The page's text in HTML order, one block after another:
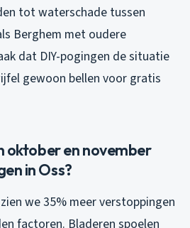
tot waterschade tussen
Berghem met oudere
dat DIY-pogingen de situatie
gewoon bellen voor gratis
oktober en november
in Oss?
we 35% meer verstoppingen
factoren. Bladeren spoelen